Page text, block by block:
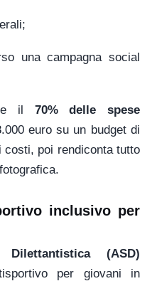
una campagna social
il 70% delle spese
euro su un budget di
costi, poi rendiconta tutto
inclusivo per
Dilettantistica (ASD)
per giovani in